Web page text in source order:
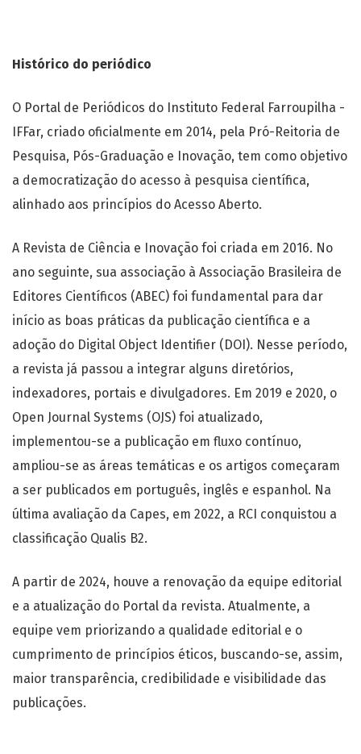
Histórico do periódico
O Portal de Periódicos do Instituto Federal Farroupilha -
IFFar, criado oficialmente em 2014, pela Pró-Reitoria de
Pesquisa, Pós-Graduação e Inovação, tem como objetivo
a democratização do acesso à pesquisa científica,
alinhado aos princípios do Acesso Aberto.
A Revista de Ciência e Inovação foi criada em 2016. No
ano seguinte, sua associação à Associação Brasileira de
Editores Científicos (ABEC) foi fundamental para dar
início as boas práticas da publicação científica e a
adoção do Digital Object Identifier (DOI). Nesse período,
a revista já passou a integrar alguns diretórios,
indexadores, portais e divulgadores. Em 2019 e 2020, o
Open Journal Systems (OJS) foi atualizado,
implementou-se a publicação em fluxo contínuo,
ampliou-se as áreas temáticas e os artigos começaram
a ser publicados em português, inglês e espanhol. Na
última avaliação da Capes, em 2022, a RCI conquistou a
classificação Qualis B2.
A partir de 2024, houve a renovação da equipe editorial
e a atualização do Portal da revista. Atualmente, a
equipe vem priorizando a qualidade editorial e o
cumprimento de princípios éticos, buscando-se, assim,
maior transparência, credibilidade e visibilidade das
publicações.